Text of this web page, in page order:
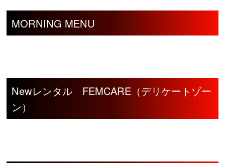
MORNING MENU
Newレンタル FEMCARE（デリケートゾー
ン）